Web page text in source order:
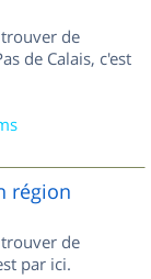
de
de Calais, c'est
région
de
par ici.